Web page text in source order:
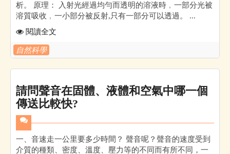
析。 原理： 入射光經過均勻而透明的溶液時﹐一部分光被
溶質吸收﹐一小部分被反射,只有一部分可以透過。 ...
閱讀全文
自然科學
請問聲音在固體、液體和空氣中哪一個
傳送比較快?
一、音速走一公里要多少時間？ 聲音呢？聲音的速度受到
介質的種類、密度、溫度、壓力等的不同而有所不同，一